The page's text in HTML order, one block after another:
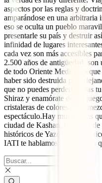
aspectos por las reglas y
amparándose en una arbitraria
eso se oculta un pueblo
presentarle su país y destruir
infinidad de lugares
cada vez son más accesibles
2.500 años de antigüedad, son
de todo Oriente Medio. La que
haber sido destruida por
que no puedes perderte. Tras
Shiraz y enamórate de los
cristaleras de colores de la
espectáculo.Hay mucho más
ciudad de Kashan, las casas
históricos de Yazd o el
IATI te hablamos de ello para